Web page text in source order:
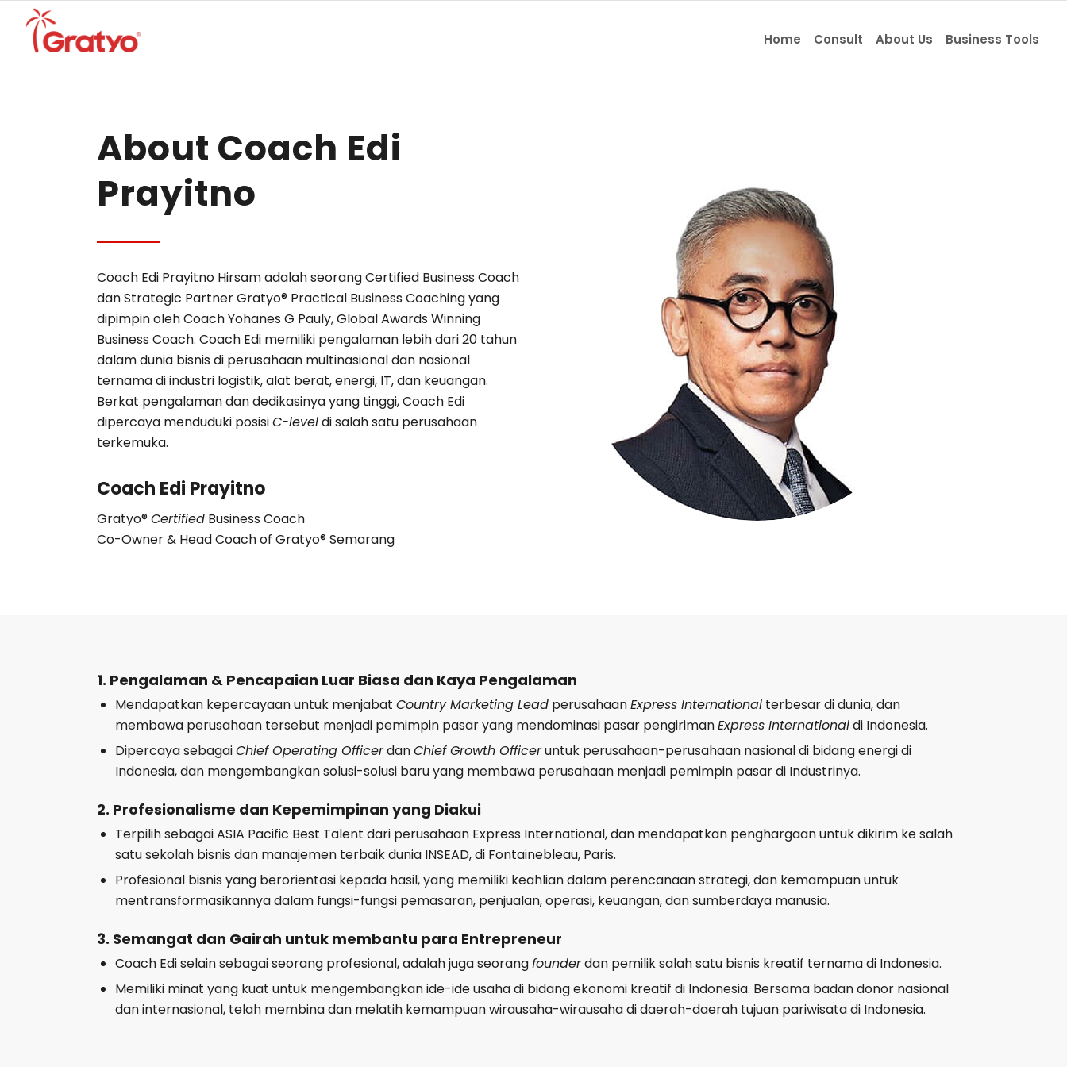
Home Consult About Us Business Tools
About Coach Edi
Prayitno
Coach Edi Prayitno Hirsam adalah seorang Certified Business Coach
dan Strategic Partner Gratyo® Practical Business Coaching yang
dipimpin oleh Coach Yohanes G Pauly, Global Awards Winning
Business Coach. Coach Edi memiliki pengalaman lebih dari 20 tahun
dalam dunia bisnis di perusahaan multinasional dan nasional
ternama di industri logistik, alat berat, energi, IT, dan keuangan.
Berkat pengalaman dan dedikasinya yang tinggi, Coach Edi
dipercaya menduduki posisiC-leveldi salah satu perusahaan
terkemuka.
Coach Edi Prayitno
Gratyo®Certified Business Coach
Co-Owner & Head Coach of Gratyo® Semarang
1. Pengalaman & Pencapaian Luar Biasa dan Kaya Pengalaman
Mendapatkan kepercayaan untuk menjabat Country Marketing Lead perusahaanExpress International terbesar di dunia, dan
membawa perusahaan tersebut menjadi pemimpin pasar yang mendominasi pasar pengirimanExpress Internationaldi Indonesia.
Dipercaya sebagaiChief Operating OfficerdanChief Growth Officeruntuk perusahaan-perusahaan nasional di bidang energi di
Indonesia, dan mengembangkan solusi-solusi baru yang membawa perusahaan menjadi pemimpin pasar di Industrinya.
2. Profesionalisme dan Kepemimpinan yang Diakui
Terpilih sebagai ASIA Pacific Best Talent dari perusahaan Express International, dan mendapatkan penghargaan untuk dikirim ke salah
satu sekolah bisnis dan manajemen terbaik dunia INSEAD, di Fontainebleau, Paris.
Profesional bisnis yang berorientasi kepada hasil, yang memiliki keahlian dalam perencanaan strategi, dan kemampuan untuk
mentransformasikannya dalam fungsi-fungsi pemasaran, penjualan, operasi, keuangan, dan sumberdaya manusia.
3. Semangat dan Gairah untuk membantu para Entrepreneur
Coach Edi selain sebagai seorang profesional, adalah juga seorangfounderdan pemilik salah satu bisnis kreatif ternama di Indonesia.
Memiliki minat yang kuat untuk mengembangkan ide-ide usaha di bidang ekonomi kreatif di Indonesia. Bersama badan donor nasional
dan internasional, telah membina dan melatih kemampuan wirausaha-wirausaha di daerah-daerah tujuan pariwisata di Indonesia.